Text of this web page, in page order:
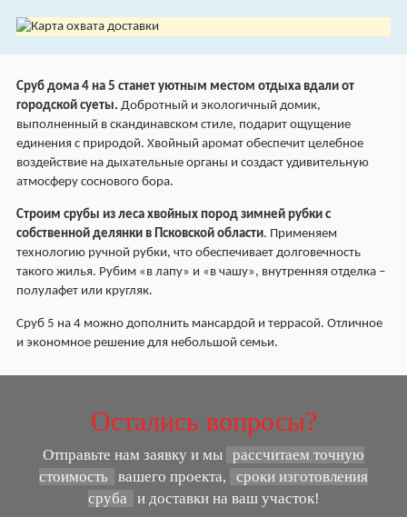
Сруб дома 4 на 5 станет уютным местом отдыха вдали от
городской суеты. Добротный и экологичный домик,
выполненный в скандинавском стиле, подарит ощущение
единения с природой. Хвойный аромат обеспечит целебное
воздействие на дыхательные органы и создаст удивительную
атмосферу соснового бора.
Строим срубы из леса хвойных пород зимней рубки с
собственной делянки в Псковской области. Применяем
технологию ручной рубки, что обеспечивает долговечность
такого жилья. Рубим «в лапу» и «в чашу», внутренняя отделка –
полулафет или кругляк.
Сруб 5 на 4 можно дополнить мансардой и террасой. Отличное
и экономное решение для небольшой семьи.
Остались вопросы?
Отправьте нам заявку и мы рассчитаем точную
стоимость
вашего проекта,
сроки изготовления
сруба
и доставки на ваш участок!